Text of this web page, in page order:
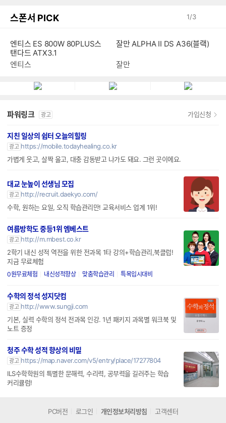
스폰서 PICK 1/3
엔티스 ES 800W 80PLUS스
탠다드 ATX3.1
파워링크 광고
지친 일상의 쉼터 오늘의힐링
광고 https://mobile.todayhealing.co.kr
대교 눈높이 선생님 모집
광고
http://recruit.daekyo.com/
수학, 원하는 요일, 오직 학습관리만! 교육서비스 업계 1위!
여름방학도 중등1위 엠베스트
광고 http://m.mbest.co.kr
2학기 내신 성적 역전을 위한 전과목 1타 강의+학습관리,북클럽!
지금 무료체험
0원무료체험 내신성적향상
수학의 정석 성지닷컴
광고
http://www.sungji.com
노트 증정
청주 수학 성적 향상의 비밀
광고 https://map.naver.com/v5/entry/place/17277804